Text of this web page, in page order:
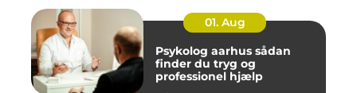
01. Aug
Psykolog aarhus sådan
finder du tryg og
professionel hjælp